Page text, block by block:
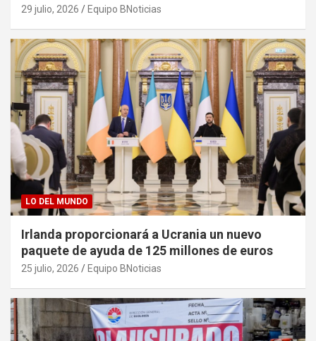
29 julio, 2026 Equipo BNoticias
LO DEL MUNDO
Irlanda proporcionará a Ucrania un nuevo
paquete de ayuda de 125 millones de euros
25 julio, 2026 Equipo BNoticias